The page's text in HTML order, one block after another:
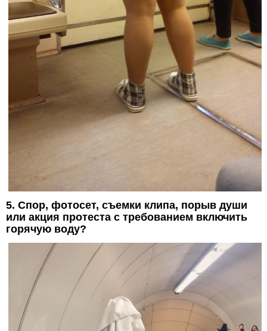
5. Спор, фотосет, съемки клипа, порыв души
или акция протеста с требованием включить
горячую воду?